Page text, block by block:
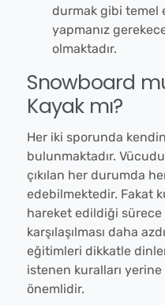
durmak gibi temel
yapmanız
olmaktadır.
Snowboard
Kayak mı?
Her iki sporunda
bulunmaktadır.
çıkılan her durumda
edebilmektedir. Fakat
hareket edildiği
karşılaşılması daha
eğitimleri dikkatle
istenen kuralları
önemlidir.